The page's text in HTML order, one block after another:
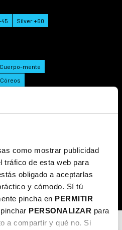
como mostrar publicidad
tráfico de esta web para
obligado a aceptarlas
y cómodo. Sí tú
pincha en PERMITIR
PERSONALIZAR para
a compartir y qué no. Si
Silver +60
Cuerpo-mente